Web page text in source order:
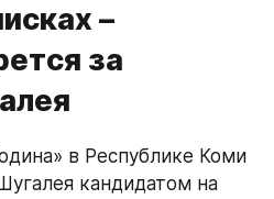
–
за
в Республике Коми
кандидатом на